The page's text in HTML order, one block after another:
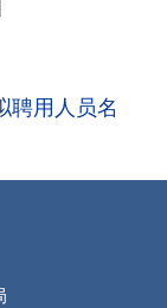
聘用人员名